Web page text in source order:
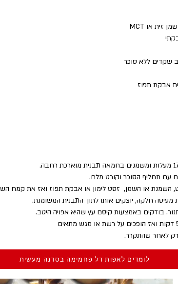
עם תחליף הסוכר וקורט מלח.
השמנת או השמן,  זסט לימון או אבקת תפוז ואז את קמח
חלקה, יוצקים אותו לתוך התבנית המשומנת.
רק לאחר שהתקרר.
לומדים לאפות דל פחמימה בסדנה מעשית